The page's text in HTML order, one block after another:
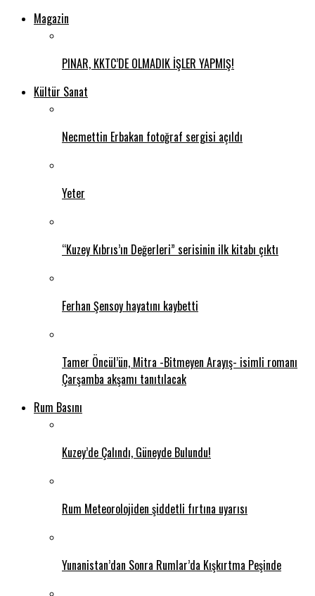
Magazin
PINAR, KKTC’DE OLMADIK İŞLER YAPMIŞ!
Kültür Sanat
Necmettin Erbakan fotoğraf sergisi açıldı
Yeter
“Kuzey Kıbrıs’ın Değerleri” serisinin ilk kitabı çıktı
Ferhan Şensoy hayatını kaybetti
Tamer Öncül’ün, Mitra -Bitmeyen Arayış- isimli romanı
Çarşamba akşamı tanıtılacak
Rum Basını
Kuzey’de Çalındı, Güneyde Bulundu!
Rum Meteorolojiden şiddetli fırtına uyarısı
Yunanistan’dan Sonra Rumlar’da Kışkırtma Peşinde